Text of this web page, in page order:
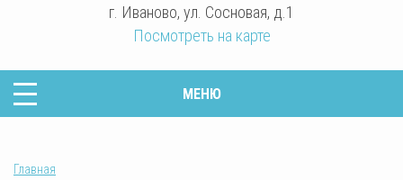
г. Иваново, ул. Сосновая, д.1
Посмотреть на карте
МЕНЮ
Главная